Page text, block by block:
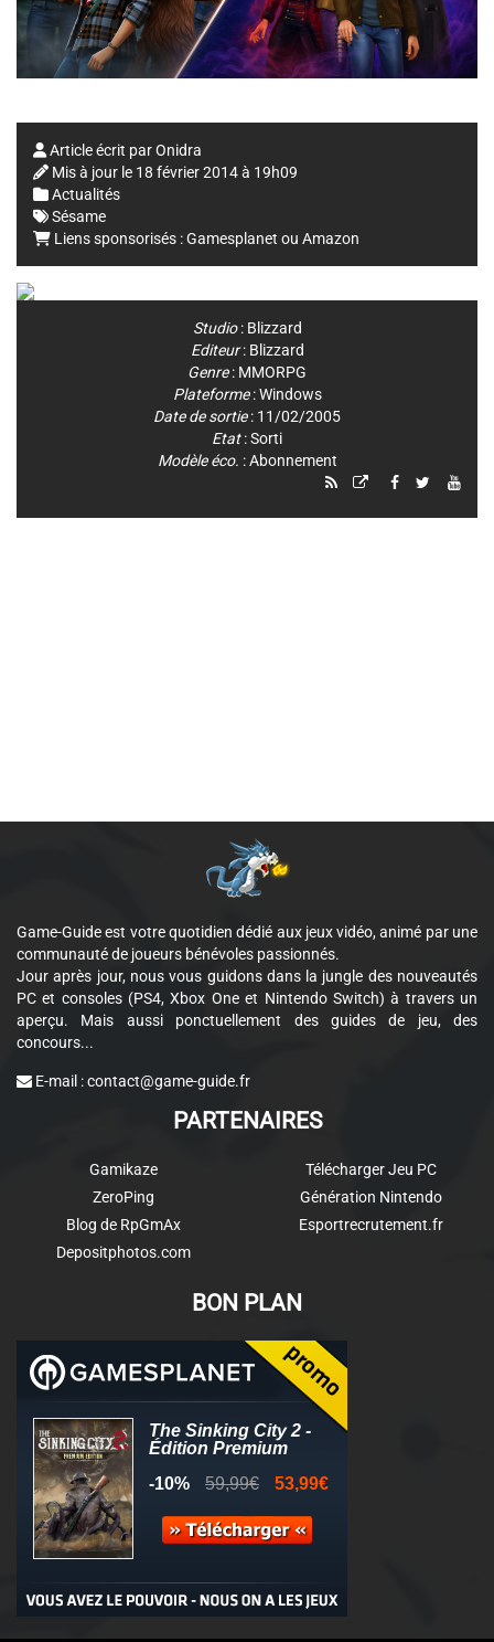
Article écrit parOnidra
Mis à jour le 18 février 2014 à 19h09
Actualités
Sésame
Liens sponsorisés :Gamesplanet ou Amazon
Studio: Blizzard
Editeur: Blizzard
Genre: MMORPG
Plateforme:Windows
Date de sortie: 11/02/2005
Etat: Sorti
Modèle éco. : Abonnement
Game-Guide est votre quotidien dédié aux jeux vidéo, animé par une
communauté de joueurs bénévoles passionnés.
Jour après jour, nous vous guidons dans la jungle des nouveautés
PC et consoles (PS4, Xbox One et Nintendo Switch) à travers un
aperçu. Mais aussi ponctuellement des guides de jeu, des
concours...
E-mail :contact@game-guide.fr
PARTENAIRES
Gamikaze
ZeroPing
Blog de RpGmAx
Depositphotos.com
Télécharger Jeu PC
Génération Nintendo
Esportrecrutement.fr
BON PLAN